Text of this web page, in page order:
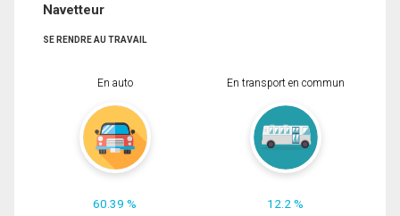
Navetteur
SE RENDRE AU TRAVAIL
En auto
60.39 %
En transport en commun
12.2 %